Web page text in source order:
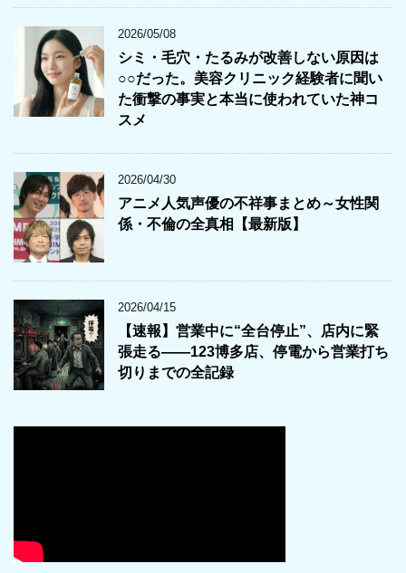
2026/05/08
シミ・毛穴・たるみが改善しない原因は
○○だった。美容クリニック経験者に聞い
た衝撃の事実と本当に使われていた神コ
スメ
2026/04/30
アニメ人気声優の不祥事まとめ～女性関
係・不倫の全真相【最新版】
2026/04/15
【速報】営業中に“全台停止”、店内に緊
張走る――123博多店、停電から営業打ち
切りまでの全記録